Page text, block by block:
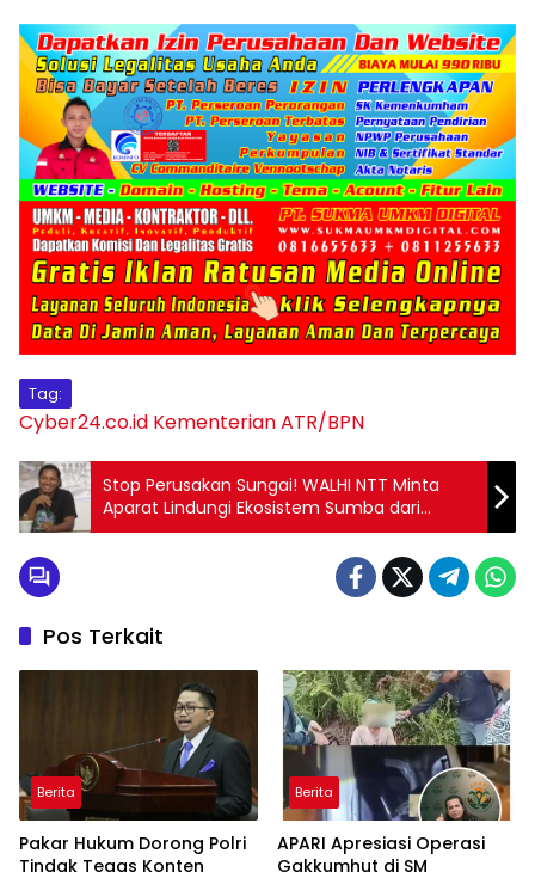
Tag:
Cyber24.co.id Kementerian ATR/BPN
Stop Perusakan Sungai! WALHI NTT Minta
Aparat Lindungi Ekosistem Sumba dari
Reklamasi Liar
Pos Terkait
Berita
Pakar Hukum Dorong Polri
Tindak Tegas Konten
Berita
APARI Apresiasi Operasi
Gakkumhut di SM